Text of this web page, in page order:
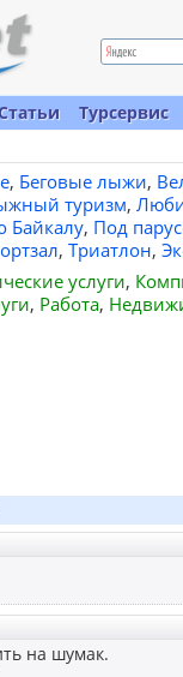
Статьи
Турсервис
, Беговые лыжи,
туризм,
Байкалу, Под
, Триатлон,
услуги,
, Работа,
на шумак.